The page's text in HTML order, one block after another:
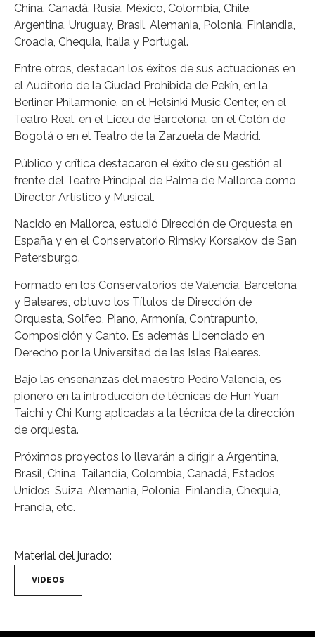
China, Canadá, Rusia, México, Colombia, Chile,
Argentina, Uruguay, Brasil, Alemania, Polonia, Finlandia,
Croacia, Chequia, Italia y Portugal.
Entre otros, destacan los éxitos de sus actuaciones en
el Auditorio de la Ciudad Prohibida de Pekín, en la
Berliner Philarmonie, en el Helsinki Music Center, en el
Teatro Real, en el Liceu de Barcelona, en el Colón de
Bogotá o en el Teatro de la Zarzuela de Madrid.
Público y crítica destacaron el éxito de su gestión al
frente del Teatre Principal de Palma de Mallorca como
Director Artístico y Musical.
Nacido en Mallorca, estudió Dirección de Orquesta en
España y en el Conservatorio Rimsky Korsakov de San
Petersburgo.
Formado en los Conservatorios de Valencia, Barcelona
y Baleares, obtuvo los Títulos de Dirección de
Orquesta, Solfeo, Piano, Armonía, Contrapunto,
Composición y Canto. Es además Licenciado en
Derecho por la Universitad de las Islas Baleares.
Bajo las enseñanzas del maestro Pedro Valencia, es
pionero en la introducción de técnicas de Hun Yuan
Taichi y Chi Kung aplicadas a la técnica de la dirección
de orquesta.
Próximos proyectos lo llevarán a dirigir a Argentina,
Brasil, China, Tailandia, Colombia, Canadá, Estados
Unidos, Suiza, Alemania, Polonia, Finlandia, Chequia,
Francia, etc.
Material del jurado:
VIDEOS